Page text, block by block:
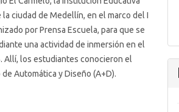
ciudad de Medellín, en el marco del I
por Prensa Escuela, para que se
una actividad de inmersión en el
Allí, los estudiantes conocieron el
Automática y Diseño (A+D).